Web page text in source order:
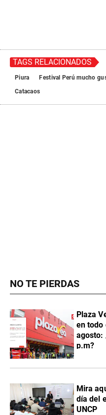
NO TE PIERDAS
Plaza
en todo
agosto:
p.m?
Mira
día del
UNCP